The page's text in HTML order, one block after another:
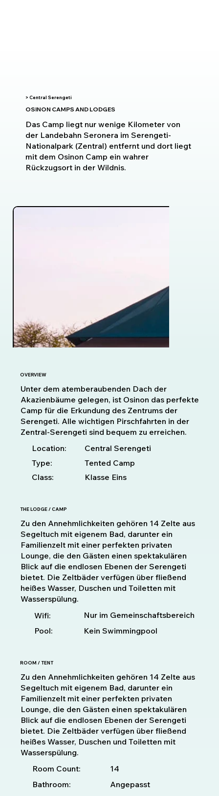
> Central Serengeti
OSINON CAMPS AND LODGES
Das Camp liegt nur wenige Kilometer von
der Landebahn Seronera im Serengeti-
Nationalpark (Zentral) entfernt und dort liegt
mit dem Osinon Camp ein wahrer
Rückzugsort in der Wildnis.
OVERVIEW
Unter dem atemberaubenden Dach der
Akazienbäume gelegen, ist Osinon das perfekte
Camp für die Erkundung des Zentrums der
Serengeti. Alle wichtigen Pirschfahrten in der
Zentral-Serengeti sind bequem zu erreichen.
Location:
Central Serengeti
Type:
Tented Camp
Class:
Klasse Eins
THE LODGE / CAMP
Zu den Annehmlichkeiten gehören 14 Zelte aus
Segeltuch mit eigenem Bad, darunter ein
Familienzelt mit einer perfekten privaten
Lounge, die den Gästen einen spektakulären
Blick auf die endlosen Ebenen der Serengeti
bietet. Die Zeltbäder verfügen über fließend
heißes Wasser, Duschen und Toiletten mit
Wasserspülung.
Wifi:
Nur im Gemeinschaftsbereich
Pool:
Kein Swimmingpool
ROOM / TENT
Zu den Annehmlichkeiten gehören 14 Zelte aus
Segeltuch mit eigenem Bad, darunter ein
Familienzelt mit einer perfekten privaten
Lounge, die den Gästen einen spektakulären
Blick auf die endlosen Ebenen der Serengeti
bietet. Die Zeltbäder verfügen über fließend
heißes Wasser, Duschen und Toiletten mit
Wasserspülung.
Room Count:
14
Bathroom:
Angepasst